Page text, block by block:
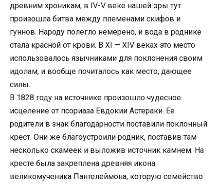
древним хроникам, в IV-V веке нашей эры тут
произошла битва между племенами скифов и
гуннов. Народу полегло немерено, и вода в роднике
стала красной от крови. В XI — XIV веках это место
использовалось язычниками для поклонения своим
идолам, и вообще почиталось как место, дающее
силы.
В 1828 году на источнике произошло чудесное
исцеление от псориаза Евдокии Астераки. Ее
родители в знак благодарности поставили поклонный
крест. Они же благоустроили родник, поставив там
несколько скамеек и выложив источник камнем. На
кресте была закреплена древняя икона
великомученика Пантелеймона, которую семейство